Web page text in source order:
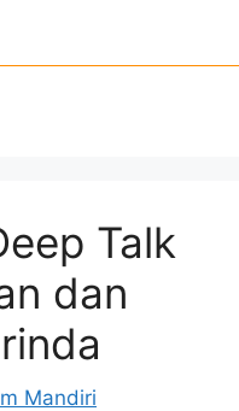
Talk
dan
Mandiri